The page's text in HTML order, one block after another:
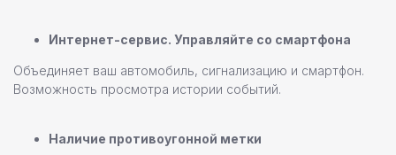
Интернет-сервис. Управляйте со смартфона
Объединяет ваш автомобиль, сигнализацию и смартфон.
Возможность просмотра истории событий.
Наличие противоугонной метки